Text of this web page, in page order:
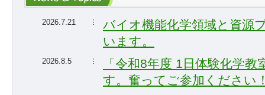
2026.7.21
バイオ機能化学領域と資源
います。
2026.8.5
「令和8年度 1日体験化学
す。奮ってご参加ください